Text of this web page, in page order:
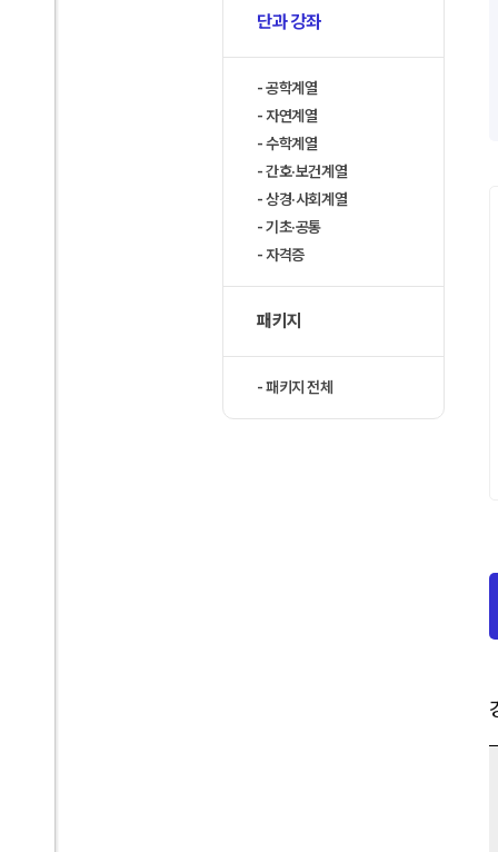
단과 강좌
공학계열
자연계열
수학계열
간호·보건계열
상경·사회계열
기초·공통
자격증
패키지
패키지 전체